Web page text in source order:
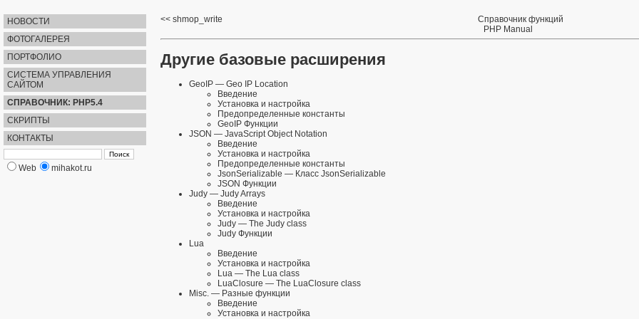
НОВОСТИ
ФОТОГАЛЕРЕЯ
ПОРТФОЛИО
СИСТЕМА УПРАВЛЕНИЯ
САЙТОМ
СПРАВОЧНИК: PHP5.4
СКРИПТЫ
КОНТАКТЫ
Web mihakot.ru
shmop_write
Справочник функций
PHP Manual
Другие базовые расширения
GeoIP — Geo IP Location
Введение
Установка и настройка
Предопределенные константы
GeoIP Функции
JSON — JavaScript Object Notation
Введение
Установка и настройка
Предопределенные константы
JsonSerializable — Класс JsonSerializable
JSON Функции
Judy — Judy Arrays
Введение
Установка и настройка
Judy — The Judy class
Judy Функции
Lua
Введение
Установка и настройка
Lua — The Lua class
LuaClosure — The LuaClosure class
Misc. — Разные функции
Введение
Установка и настройка